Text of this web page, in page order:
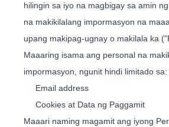
hilingin sa iyo na magbigay sa amin
na makikilalang impormasyon na
upang makipag-ugnay o makilala ka
Maaaring isama ang personal na
impormasyon, ngunit hindi limitado sa:
Email address
Cookies at Data ng Paggamit
Maaari naming magamit ang iyong